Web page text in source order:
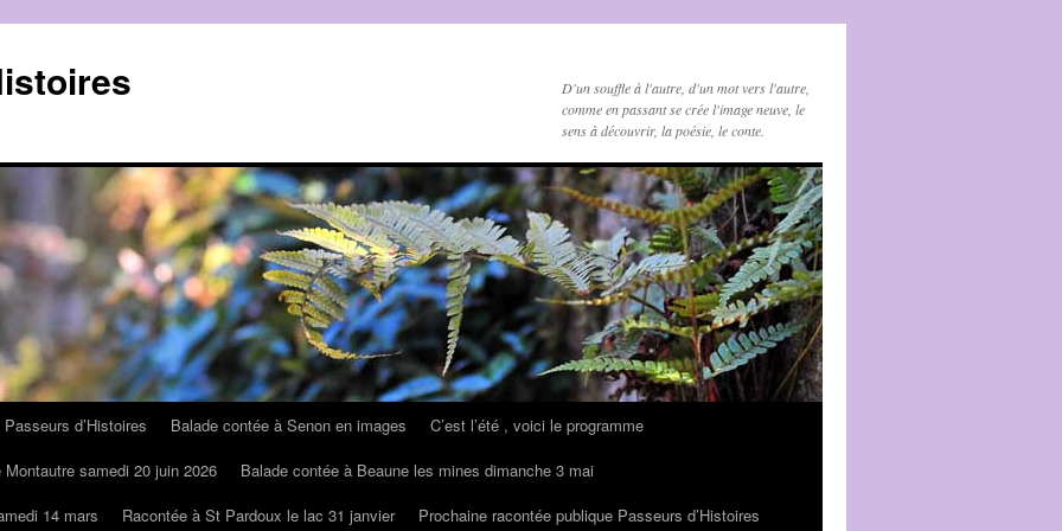
D'un souffle à l'autre, d'un mot vers l'autre,
comme en passant se crée l'image neuve, le
sens à découvrir, la poésie, le conte.
d’Histoires Balade contée à Senon en images
C’est l’été , voici le programme
samedi 20 juin 2026
Balade contée à Beaune les mines dimanche 3 mai
14 mars
Racontée à St Pardoux le lac 31 janvier
Prochaine racontée publique Passeurs d’Histoires